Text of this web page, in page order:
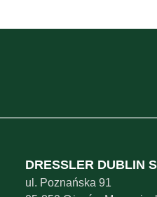
DRESSLER DUBLIN
ul. Poznańska 91